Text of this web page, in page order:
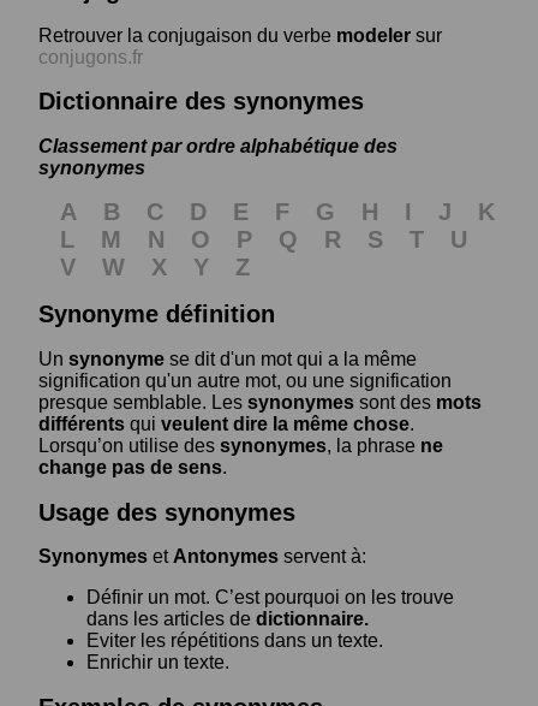
Retrouver la conjugaison du verbe modeler sur
conjugons.fr
Dictionnaire des synonymes
Classement par ordre alphabétique des
synonymes
A B C D E F G H I J
K
L
M N O P Q R S T
U
V
W X Y
Z
Synonyme définition
Un synonyme se dit d'un mot qui a la même
signification qu'un autre mot, ou une signification
presque semblable. Les synonymes sont des mots
différents qui veulent dire la même chose.
Lorsqu’on utilise des synonymes, la phrase ne
change pas de sens.
Usage des synonymes
Synonymes et Antonymes servent à:
Définir un mot. C’est pourquoi on les trouve
dans les articles de dictionnaire.
Eviter les répétitions dans un texte.
Enrichir un texte.